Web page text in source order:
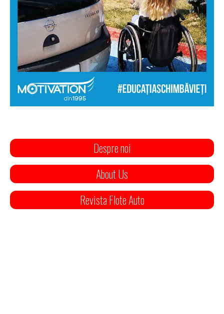
Despre noi
About Us
Revista Flote Auto